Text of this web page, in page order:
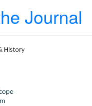
Journal
History